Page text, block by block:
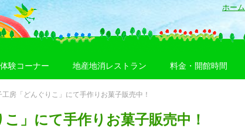
ホーム
体験コーナー 地産地消レストラン 料金・開館時間
工房「どんぐりこ」にて手作りお菓子販売中！
」にて手作りお菓子販売中！